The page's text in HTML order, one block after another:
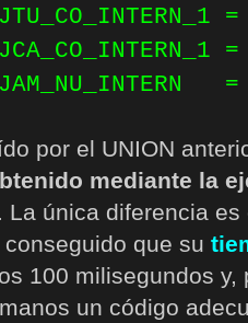
=
por el UNION
mediante la
. La única diferencia
que su
100 milisegundos
un código